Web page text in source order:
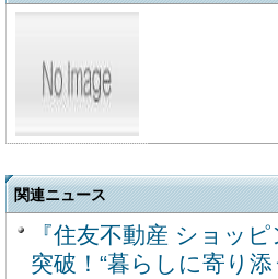
関連ニュース
『住友不動産 ショッ
突破！“暮らしに寄り